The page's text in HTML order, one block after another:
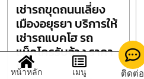
เช่ารถขุดถนนเลี่ยง
เมืองอยุธยา บริการให้
เช่ารถแบคโฮ รถ
แม็คโครรับจ้าง ราคา
ถูก
หน้าหลัก เมนู ติดต่อ